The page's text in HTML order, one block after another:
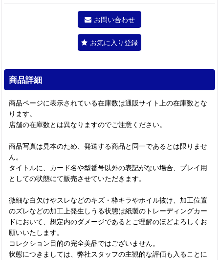
お問い合わせ
お気に入り登録
商品詳細
商品ページに表示されている在庫数は通販サイト上の在庫数とな
ります。
店舗の在庫数とは異なりますのでご注意ください。
商品写真は見本のため、発送する商品と同一であるとは限りませ
ん。
タイトルに、カード名や型番号以外の表記がない場合、プレイ用
としての状態にて販売させていただきます。
微細な白欠けやスレなどのキズ・枠キラやホイル抜け、加工位置
のズレなどの加工上発生しうる状態は紙製のトレーディングカー
ドにおいて、想定内のダメージであるとご理解のほどよろしくお
願いいたします。
コレクション目的の完全美品ではございません。
状態につきましては、弊社スタッフの主観的な評価も入ることに